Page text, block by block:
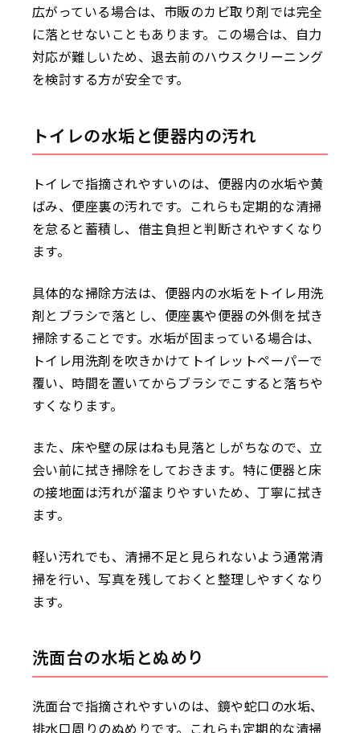
広がっている場合は、市販のカビ取り剤では完全
に落とせないこともあります。この場合は、自力
対応が難しいため、退去前のハウスクリーニング
を検討する方が安全です。
トイレの水垢と便器内の汚れ
トイレで指摘されやすいのは、便器内の水垢や黄
ばみ、便座裏の汚れです。これらも定期的な清掃
を怠ると蓄積し、借主負担と判断されやすくなり
ます。
具体的な掃除方法は、便器内の水垢をトイレ用洗
剤とブラシで落とし、便座裏や便器の外側を拭き
掃除することです。水垢が固まっている場合は、
トイレ用洗剤を吹きかけてトイレットペーパーで
覆い、時間を置いてからブラシでこすると落ちや
すくなります。
また、床や壁の尿はねも見落としがちなので、立
会い前に拭き掃除をしておきます。特に便器と床
の接地面は汚れが溜まりやすいため、丁寧に拭き
ます。
軽い汚れでも、清掃不足と見られないよう通常清
掃を行い、写真を残しておくと整理しやすくなり
ます。
洗面台の水垢とぬめり
洗面台で指摘されやすいのは、鏡や蛇口の水垢、
排水口周りのぬめりです。これらも定期的な清掃